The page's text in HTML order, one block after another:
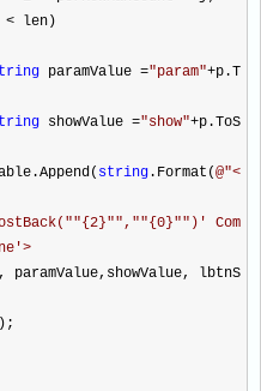
< len)
paramValue ="param"+p.T
showValue ="show"+p.ToS
table.Append(
string.Format(@"<
Com
, paramValue,showValue, lbtnS